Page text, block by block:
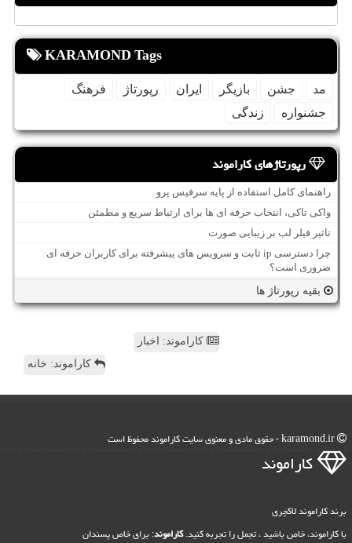
KARAMOND Tags
مد جشن بازیگر ایران رپورتاژ
فرهنگ
جشنواره
زندگی
رپورتاژهای کاراموند
راهنمای کامل استفاده از پایه سرفیس پرو
واکی تاکی، انتخاب حرفه ای ها برای ارتباط سریع و مطمئن
تاثیر فیلر لب بر زیبایی صورت
چرا دسترسی ip ثابت و سرویس های پیشرفته برای کاربران حرفه ای
ضروری است؟
بقیه رپورتاژ ها
کاراموند: اخبار
کاراموند: خانه
كاراموند
برند کاراموند لاکچری
با کاراموند، خاص باشید ، تجمل را تجربه کنید.کاراموند: برای خاص پسندان